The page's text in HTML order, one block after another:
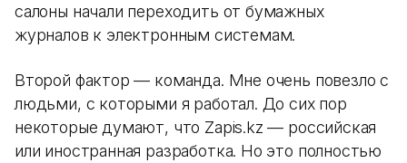
салоны начали переходить от бумажных
журналов к электронным системам.
Второй фактор — команда. Мне очень повезло с
людьми, с которыми я работал. До сих пор
некоторые думают, что Zapis.kz — российская
или иностранная разработка. Но это полностью